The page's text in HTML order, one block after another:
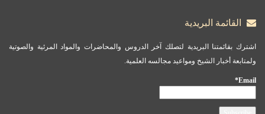
القائمة البريدية
اشترك بقائمتنا البريدية لتصلك آخر الدروس والمحاضرات والمواد المرئية والصوتية
ولمتابعة أخبار الشيخ ومواعيد مجالسه العلمية.
Email*